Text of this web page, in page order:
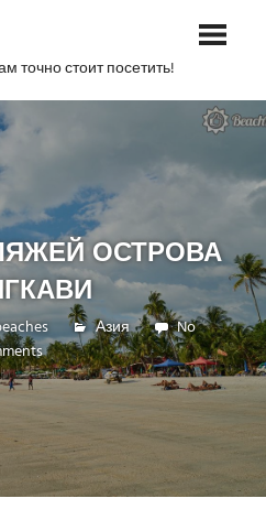
точно стоит посетить!
ОСТРОВА
Азия
No